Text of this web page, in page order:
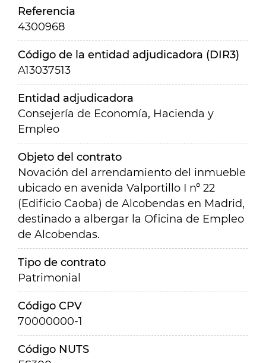
Referencia
4300968
Código de la entidad adjudicadora (DIR3)
A13037513
Entidad adjudicadora
Consejería de Economía, Hacienda y
Empleo
Objeto del contrato
Novación del arrendamiento del inmueble
ubicado en avenida Valportillo I nº 22
(Edificio Caoba) de Alcobendas en Madrid,
destinado a albergar la Oficina de Empleo
de Alcobendas.
Tipo de contrato
Patrimonial
Código CPV
70000000-1
Código NUTS